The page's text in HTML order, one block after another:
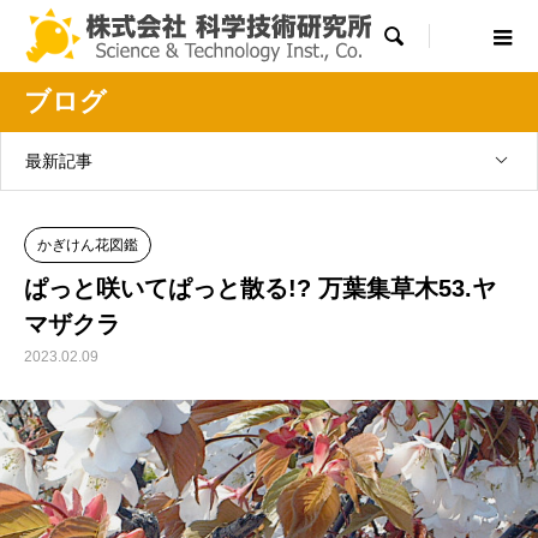

ブログ
最新記事
かぎけん花図鑑
ぱっと咲いてぱっと散る!? 万葉集草木53.ヤ
マザクラ
2023.02.09